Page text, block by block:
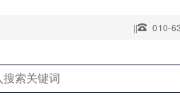
|| 010-